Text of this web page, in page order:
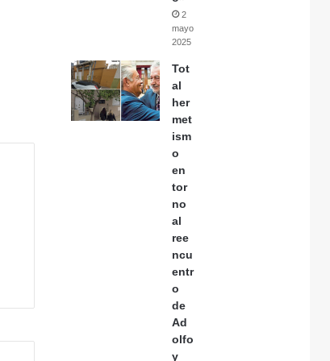
2
mayo,
2025
Tot
al
her
met
ism
o
en
tor
no
al
ree
ncu
entr
o
de
Ad
olfo
y